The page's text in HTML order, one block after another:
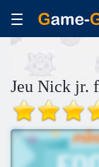
Jeu Nick jr.